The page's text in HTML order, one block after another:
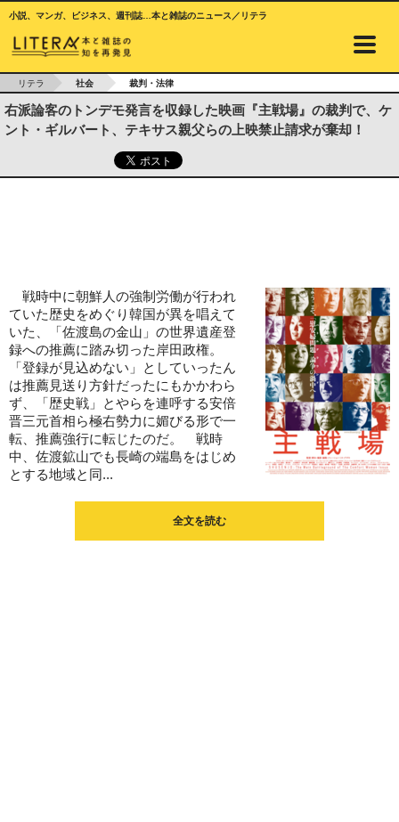
小説、マンガ、ビジネス、週刊誌…本と雑誌のニュース／リテラ
リテラ 社会 裁判・法律
右派論客のトンデモ発言を収録した映画『主戦場』の裁判で、ケ
ント・ギルバート、テキサス親父らの上映禁止請求が棄却！
戦時中に朝鮮人の強制労働が行われ
ていた歴史をめぐり韓国が異を唱えて
いた、「佐渡島の金山」の世界遺産登
録への推薦に踏み切った岸田政権。
「登録が見込めない」としていったん
は推薦見送り方針だったにもかかわら
ず、「歴史戦」とやらを連呼する安倍
晋三元首相ら極右勢力に媚びる形で一
転、推薦強行に転じたのだ。 戦時
中、佐渡鉱山でも長崎の端島をはじめ
とする地域と同...
全文を読む